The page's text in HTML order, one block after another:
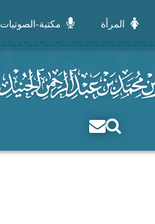
المرأة مكتبة-الصوتيات